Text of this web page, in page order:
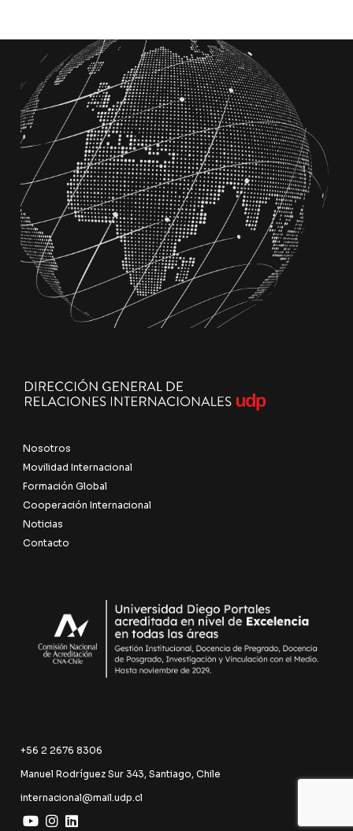
Nosotros
Movilidad Internacional
Formación Global
Cooperación Internacional
Noticias
Contacto
+56 2 2676 8306
Manuel Rodríguez Sur 343, Santiago, Chile
internacional@mail.udp.cl